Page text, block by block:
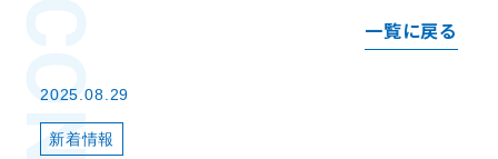
一覧に戻る
2025.08.29
新着情報